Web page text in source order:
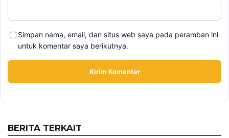
Simpan nama, email, dan situs web saya pada peramban ini
untuk komentar saya berikutnya.
BERITA TERKAIT